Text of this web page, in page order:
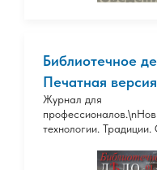
Библиотечное
Печатная версия
Журнал для
технологии.